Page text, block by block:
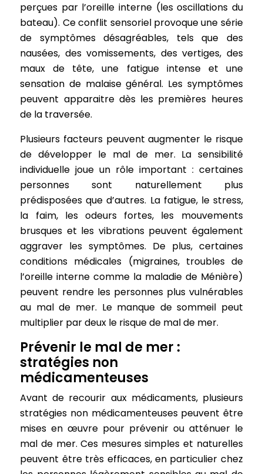
perçues par l’oreille interne (les oscillations du
bateau). Ce conflit sensoriel provoque une série
de symptômes désagréables, tels que des
nausées, des vomissements, des vertiges, des
maux de tête, une fatigue intense et une
sensation de malaise général. Les symptômes
peuvent apparaitre dès les premières heures
de la traversée.
Plusieurs facteurs peuvent augmenter le risque
de développer le mal de mer. La sensibilité
individuelle joue un rôle important : certaines
personnes sont naturellement plus
prédisposées que d’autres. La fatigue, le stress,
la faim, les odeurs fortes, les mouvements
brusques et les vibrations peuvent également
aggraver les symptômes. De plus, certaines
conditions médicales (migraines, troubles de
l’oreille interne comme la maladie de Ménière)
peuvent rendre les personnes plus vulnérables
au mal de mer. Le manque de sommeil peut
multiplier par deux le risque de mal de mer.
Prévenir le mal de mer :
stratégies non
médicamenteuses
Avant de recourir aux médicaments, plusieurs
stratégies non médicamenteuses peuvent être
mises en œuvre pour prévenir ou atténuer le
mal de mer. Ces mesures simples et naturelles
peuvent être très efficaces, en particulier chez